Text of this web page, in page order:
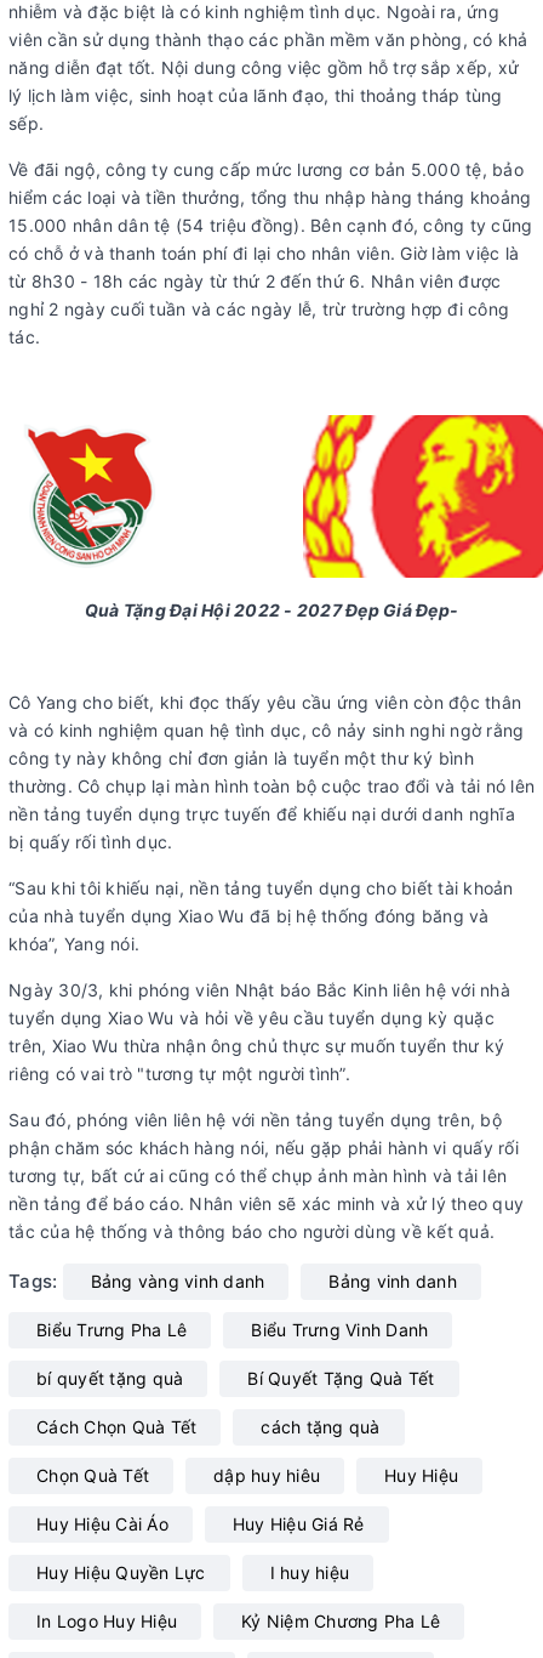
nhiễm và đặc biệt là có kinh nghiệm tình dục. Ngoài ra, ứng
viên cần sử dụng thành thạo các phần mềm văn phòng, có khả
năng diễn đạt tốt. Nội dung công việc gồm hỗ trợ sắp xếp, xử
lý lịch làm việc, sinh hoạt của lãnh đạo, thi thoảng tháp tùng
sếp.
Về đãi ngộ, công ty cung cấp mức lương cơ bản 5.000 tệ, bảo
hiểm các loại và tiền thưởng, tổng thu nhập hàng tháng khoảng
15.000 nhân dân tệ (54 triệu đồng). Bên cạnh đó, công ty cũng
có chỗ ở và thanh toán phí đi lại cho nhân viên. Giờ làm việc là
từ 8h30 - 18h các ngày từ thứ 2 đến thứ 6. Nhân viên được
nghỉ 2 ngày cuối tuần và các ngày lễ, trừ trường hợp đi công
tác.
Quà Tặng Đại Hội 2022 - 2027 Đẹp Giá Đẹp-
Cô Yang cho biết, khi đọc thấy yêu cầu ứng viên còn độc thân
và có kinh nghiệm quan hệ tình dục, cô nảy sinh nghi ngờ rằng
công ty này không chỉ đơn giản là tuyển một thư ký bình
thường. Cô chụp lại màn hình toàn bộ cuộc trao đổi và tải nó lên
nền tảng tuyển dụng trực tuyến để khiếu nại dưới danh nghĩa
bị quấy rối tình dục.
“Sau khi tôi khiếu nại, nền tảng tuyển dụng cho biết tài khoản
của nhà tuyển dụng Xiao Wu đã bị hệ thống đóng băng và
khóa”, Yang nói.
Ngày 30/3, khi phóng viên Nhật báo Bắc Kinh liên hệ với nhà
tuyển dụng Xiao Wu và hỏi về yêu cầu tuyển dụng kỳ quặc
trên, Xiao Wu thừa nhận ông chủ thực sự muốn tuyển thư ký
riêng có vai trò "tương tự một người tình”.
Sau đó, phóng viên liên hệ với nền tảng tuyển dụng trên, bộ
phận chăm sóc khách hàng nói, nếu gặp phải hành vi quấy rối
tương tự, bất cứ ai cũng có thể chụp ảnh màn hình và tải lên
nền tảng để báo cáo. Nhân viên sẽ xác minh và xử lý theo quy
tắc của hệ thống và thông báo cho người dùng về kết quả.
Tags: Bảng vàng vinh danh Bảng vinh danh
Biểu Trưng Pha Lê Biểu Trưng Vinh Danh
bí quyết tặng quà Bí Quyết Tặng Quà Tết
Cách Chọn Quà Tết cách tặng quà
Chọn Quà Tết dập huy hiêu Huy Hiệu
Huy Hiệu Cài Áo Huy Hiệu Giá Rẻ
Huy Hiệu Quyền Lực I huy hiệu
In Logo Huy Hiệu Kỷ Niệm Chương Pha Lê